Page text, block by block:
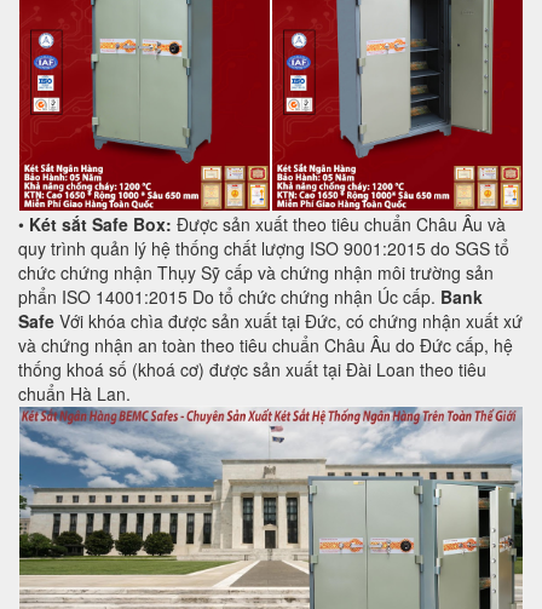
• Két sắt Safe Box: Được sản xuất theo tiêu chuẩn Châu Âu và
quy trình quản lý hệ thống chất lượng ISO 9001:2015 do SGS tổ
chức chứng nhận Thụy Sỹ cấp và chứng nhận môi trường sản
phẩn ISO 14001:2015 Do tổ chức chứng nhận Úc cấp. Bank
Safe Với khóa chìa được sản xuất tại Đức, có chứng nhận xuất xứ
và chứng nhận an toàn theo tiêu chuẩn Châu Âu do Đức cấp, hệ
thống khoá số (khoá cơ) được sản xuất tại Đài Loan theo tiêu
chuẩn Hà Lan.